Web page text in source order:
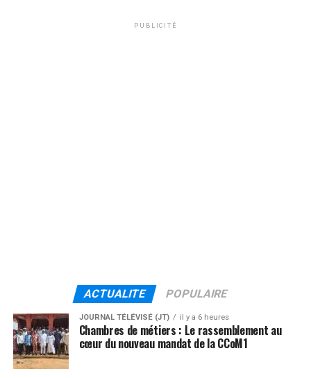
PUBLICITÉ
ACTUALITE POPULAIRE
JOURNAL TÉLÉVISÉ (JT) il y a 6 heures
Chambres de métiers : Le rassemblement au
cœur du nouveau mandat de la CCoM1